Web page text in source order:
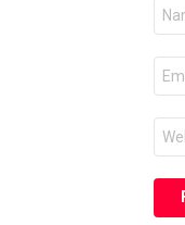
mail
*